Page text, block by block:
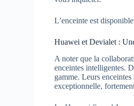
L’enceinte est
Huawei et Devialet :
A noter que la
enceintes intelligentes.
gamme. Leurs
exceptionnelle,